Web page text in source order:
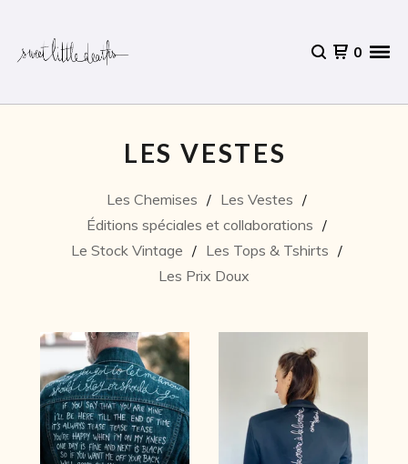
0
LES VESTES
Les Chemises
Les Vestes
Éditions spéciales et collaborations
Le Stock Vintage
Les Tops & Tshirts
Les Prix Doux